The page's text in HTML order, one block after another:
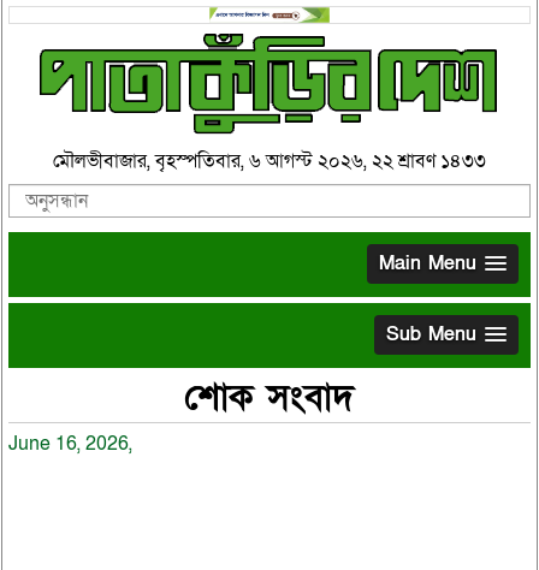
মৌলভীবাজার, বৃহস্পতিবার, ৬ আগস্ট ২০২৬, ২২ শ্রাবণ ১৪৩৩
Main Menu
Sub Menu
শোক সংবাদ
June 16, 2026,